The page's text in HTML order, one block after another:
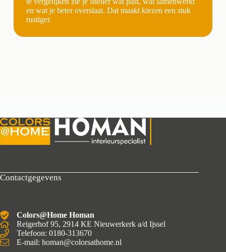
en wat je beter overslaat. Dat maakt kiezen een stuk
rustiger.
Contactgegevens
Colors@Home Homan
Reigerhof 95, 2914 KE Nieuwerkerk a/d Ijssel
Telefoon: 0180-313670
E-mail: homan@colorsathome.nl